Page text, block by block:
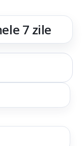
7 zile